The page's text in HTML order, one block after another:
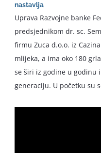
nastavlja
Uprava Razvojne banke
predsjednikom dr. sc.
firmu Zuca d.o.o. iz
mlijeka, a ima oko 180
se širi iz godine u godinu
generaciju. U početku su